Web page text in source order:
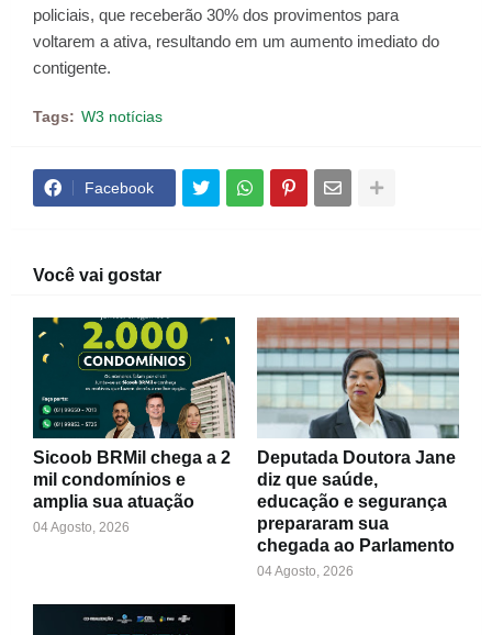
policiais, que receberão 30% dos provimentos para
voltarem a ativa, resultando em um aumento imediato do
contigente.
Tags: W3 notícias
Facebook
Você vai gostar
Sicoob BRMil chega a 2
mil condomínios e
amplia sua atuação
04 Agosto, 2026
Deputada Doutora Jane
diz que saúde,
educação e segurança
prepararam sua
chegada ao Parlamento
04 Agosto, 2026